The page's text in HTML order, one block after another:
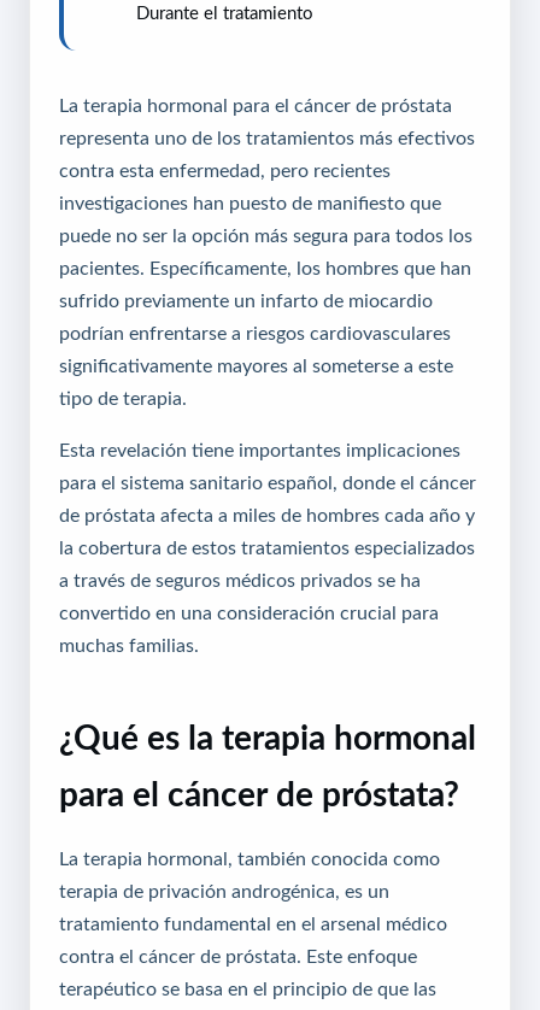
Durante el tratamiento
La terapia hormonal para el cáncer de próstata
representa uno de los tratamientos más efectivos
contra esta enfermedad, pero recientes
investigaciones han puesto de manifiesto que
puede no ser la opción más segura para todos los
pacientes. Específicamente, los hombres que han
sufrido previamente un infarto de miocardio
podrían enfrentarse a riesgos cardiovasculares
significativamente mayores al someterse a este
tipo de terapia.
Esta revelación tiene importantes implicaciones
para el sistema sanitario español, donde el cáncer
de próstata afecta a miles de hombres cada año y
la cobertura de estos tratamientos especializados
a través de seguros médicos privados se ha
convertido en una consideración crucial para
muchas familias.
¿Qué es la terapia hormonal
para el cáncer de próstata?
La terapia hormonal, también conocida como
terapia de privación androgénica, es un
tratamiento fundamental en el arsenal médico
contra el cáncer de próstata. Este enfoque
terapéutico se basa en el principio de que las